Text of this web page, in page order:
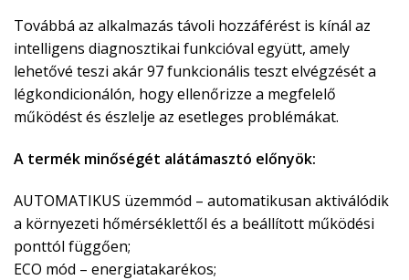
Továbbá az alkalmazás távoli hozzáférést is kínál az
intelligens diagnosztikai funkcióval együtt, amely
lehetővé teszi akár 97 funkcionális teszt elvégzését a
légkondicionálón, hogy ellenőrizze a megfelelő
működést és észlelje az esetleges problémákat.
A termék minőségét alátámasztó előnyök:
AUTOMATIKUS üzemmód – automatikusan aktiválódik
a környezeti hőmérséklettől és a beállított működési
ponttól függően;
ECO mód – energiatakarékos;